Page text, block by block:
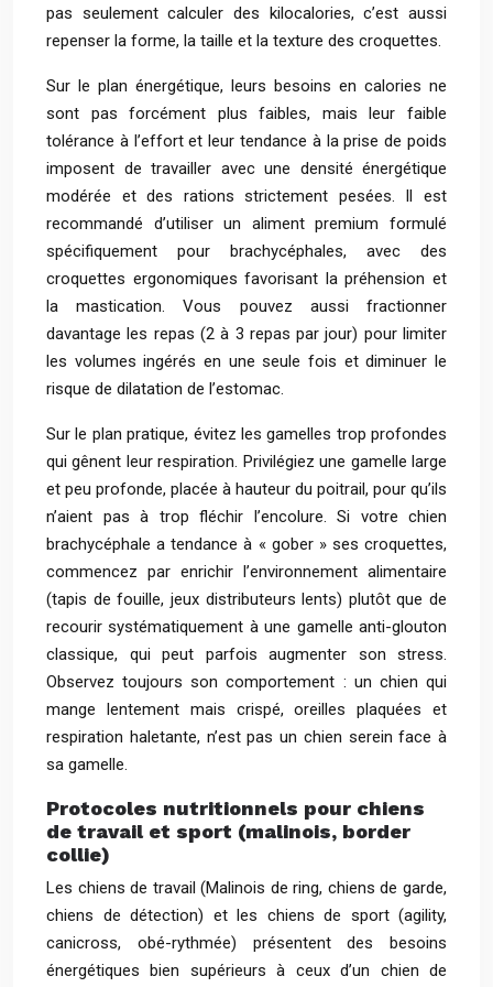
pas seulement calculer des kilocalories, c’est aussi
repenser la forme, la taille et la texture des croquettes.
Sur le plan énergétique, leurs besoins en calories ne
sont pas forcément plus faibles, mais leur faible
tolérance à l’effort et leur tendance à la prise de poids
imposent de travailler avec une densité énergétique
modérée et des rations strictement pesées. Il est
recommandé d’utiliser un aliment premium formulé
spécifiquement pour brachycéphales, avec des
croquettes ergonomiques favorisant la préhension et
la mastication. Vous pouvez aussi fractionner
davantage les repas (2 à 3 repas par jour) pour limiter
les volumes ingérés en une seule fois et diminuer le
risque de dilatation de l’estomac.
Sur le plan pratique, évitez les gamelles trop profondes
qui gênent leur respiration. Privilégiez une gamelle large
et peu profonde, placée à hauteur du poitrail, pour qu’ils
n’aient pas à trop fléchir l’encolure. Si votre chien
brachycéphale a tendance à « gober » ses croquettes,
commencez par enrichir l’environnement alimentaire
(tapis de fouille, jeux distributeurs lents) plutôt que de
recourir systématiquement à une gamelle anti-glouton
classique, qui peut parfois augmenter son stress.
Observez toujours son comportement : un chien qui
mange lentement mais crispé, oreilles plaquées et
respiration haletante, n’est pas un chien serein face à
sa gamelle.
Protocoles nutritionnels pour chiens
de travail et sport (malinois, border
collie)
Les chiens de travail (Malinois de ring, chiens de garde,
chiens de détection) et les chiens de sport (agility,
canicross, obé-rythmée) présentent des besoins
énergétiques bien supérieurs à ceux d’un chien de